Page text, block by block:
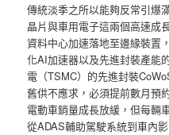
傳統淡季之所以能夠反常引爆
晶片與車用電子這兩個高速成
資料中心加速落地至邊緣裝置
化AI加速器以及先進封裝產能
電（TSMC）的先進封裝
舊供不應求，必須提前數月預
電動車銷量成長放緩，但每輛
從ADAS輔助駕駛系統到車內